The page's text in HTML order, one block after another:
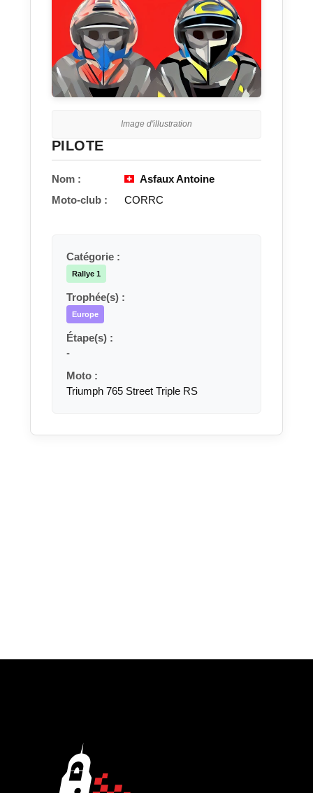
Image d'illustration
PILOTE
Nom :
Asfaux Antoine
Moto-club :
CORRC
Catégorie :
Rallye 1
Trophée(s) :
Europe
Étape(s) :
-
Moto :
Triumph 765 Street Triple RS